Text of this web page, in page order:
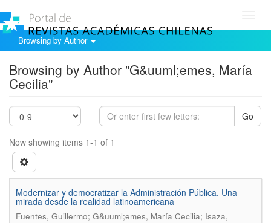
Browsing by Author
Browsing by Author "G&uuml;emes, María
Cecilia"
Go
Now showing items 1-1 of 1
Modernizar y democratizar la Administración Pública. Una
mirada desde la realidad latinoamericana
Fuentes, Guillermo; G&uuml;emes, María Cecilia; Isaza,